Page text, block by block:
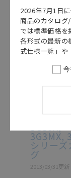
ものであり
がありま
え、ご用命
SBCE-048K
3G3MX,
シリーズ
グ
2013/03/31更新
2026年7月1日
商品のカタロ
では標準価格を
各形式の最新の
式仕様一覧」や